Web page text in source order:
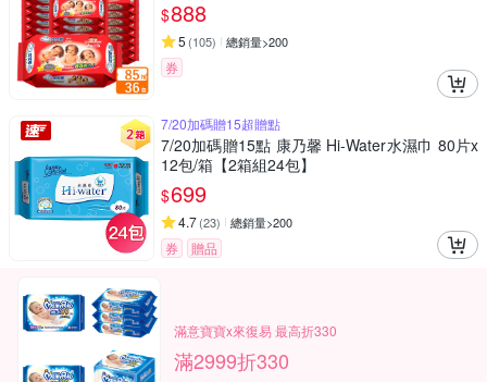
$888
5 (105) 總銷量>200
券
7/20加碼贈15超贈點
7/20加碼贈15點 康乃馨 Hi-Water水濕巾 80片x
12包/箱【2箱組24包】
$699
4.7(23) 總銷量>200
券 贈品
滿意寶寶x來復易 最高折330
滿2999折330